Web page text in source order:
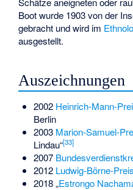
Boot wurde 1903 von der
gebracht und wird im
ausgestellt.
Auszeichnungen
2002 Heinrich-Mann-
Berlin
2003 Marion-Samuel-
Lindau“[33]
2007
2012 Ludwig-Börne-Preis
2018 „Estrongo